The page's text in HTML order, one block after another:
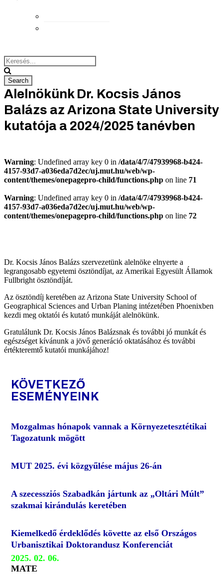
Alelnökünk Dr. Kocsis János
Balázs az Arizona State University
kutatója a 2024/2025 tanévben
Warning: Undefined array key 0 in /data/4/7/47939968-b424-
4157-93d7-a036eda7d2ec/uj.mut.hu/web/wp-
content/themes/onepagepro-child/functions.php on line 71
Warning: Undefined array key 0 in /data/4/7/47939968-b424-
4157-93d7-a036eda7d2ec/uj.mut.hu/web/wp-
content/themes/onepagepro-child/functions.php on line 72
Dr. Kocsis János Balázs szervezetünk alelnöke elnyerte a
legrangosabb egyetemi ösztöndíjat, az Amerikai Egyesült Államok
Fullbright ösztöndíját.
Az ösztöndíj keretében az Arizona State University School of
Geographical Sciences and Urban Planing intézetében Phoenixben
kezdi meg oktatói és kutató munkáját alelnökünk.
Gratulálunk Dr. Kocsis János Balázsnak és további jó munkát és
egészséget kívánunk a jövő generáció oktatásához és további
értékteremtő kutatói munkájához!
KÖVETKEZŐ
ESEMÉNYEINK
Mozgalmas hónapok vannak a Környezetesztétikai
Tagozatunk mögött
MUT 2025. évi közgyűlése május 26-án
A szecessziós Szabadkán jártunk az „Oltári Múlt”
szakmai kirándulás keretében
Kiemelkedő érdeklődés követte az első Országos
Urbanisztikai Doktorandusz Konferenciát
2025. 02. 06.
MATE